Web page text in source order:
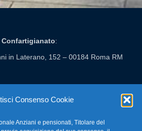
Consenso Cookie
Anziani e pensionati, Titolare del
Confartigianato:
in Laterano, 152 – 00184 Roma RM